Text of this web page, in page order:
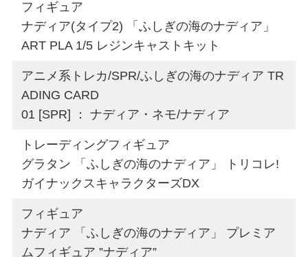
フィギュア
ナディア(タイプ2) 「ふしぎの海のナディア」
ART PLA 1/5 レジンキャストキット
アニメ系トレカ/SPR/ふしぎの海のナディア TR
ADING CARD
01 [SPR] ： ナディア・ネモ/ナディア
トレーディングフィギュア
グラタン 「ふしぎの海のナディア」 トリコレ!
ガイナックスキャラクターズDX
フィギュア
ナディア 「ふしぎの海のナディア」 プレミア
ムフィギュア ”ナディア”